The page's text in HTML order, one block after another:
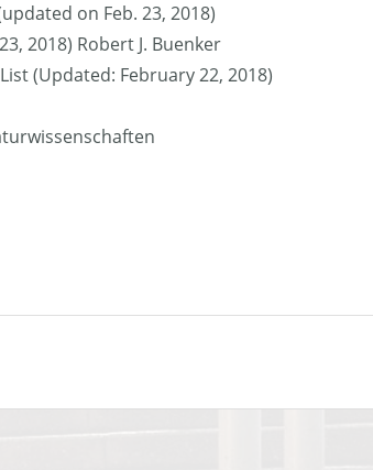
on Feb. 23, 2018)
2018) Robert J. Buenker
(Updated: February 22, 2018)